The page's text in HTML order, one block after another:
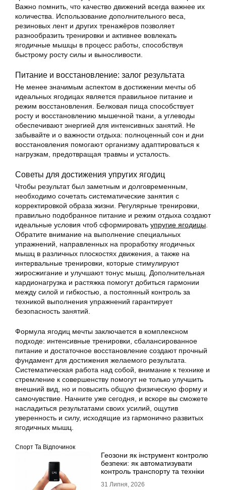
Важно помнить, что качество движений всегда важнее их
количества. Использование дополнительного веса,
резиновых лент и других тренажёров позволяет
разнообразить тренировки и активнее вовлекать
ягодичные мышцы в процесс работы, способствуя
быстрому росту силы и выносливости.
Питание и восстановление: залог результата
Не менее значимым аспектом в достижении мечты об
идеальных ягодицах является правильное питание и
режим восстановления. Белковая пища способствует
росту и восстановлению мышечной ткани, а углеводы
обеспечивают энергией для интенсивных занятий. Не
забывайте и о важности отдыха: полноценный сон и дни
восстановления помогают организму адаптироваться к
нагрузкам, предотвращая травмы и усталость.
Советы для достижения упругих ягодиц
Чтобы результат был заметным и долговременным,
необходимо сочетать систематические занятия с
корректировкой образа жизни. Регулярные тренировки,
правильно подобранное питание и режим отдыха создают
идеальные условия чтоб сформировать упругие ягодицы
Обратите внимание на выполнение специальных
упражнений, направленных на проработку ягодичных
мышц в различных плоскостях движения, а также на
интервальные тренировки, которые стимулируют
жиросжигание и улучшают тонус мышц. Дополнительная
кардионагрузка и растяжка помогут добиться гармонии
между силой и гибкостью, а постоянный контроль за
техникой выполнения упражнений гарантирует
безопасность занятий.
Формула ягодиц мечты заключается в комплексном
подходе: интенсивные тренировки, сбалансированное
питание и достаточное восстановление создают прочный
фундамент для достижения желаемого результата.
Систематическая работа над собой, внимание к технике и
стремление к совершенству помогут не только улучшить
внешний вид, но и повысить общую физическую форму и
самочувствие. Начните уже сегодня, и вскоре вы сможете
насладиться результатами своих усилий, ощутив
уверенность и силу, исходящие из гармонично развитых
ягодичных мышц.
Спорт Та Відпочинок
Геозони як інструмент контролю
безпеки: як автоматизувати
контроль транспорту та техніки
31 Липня, 2026